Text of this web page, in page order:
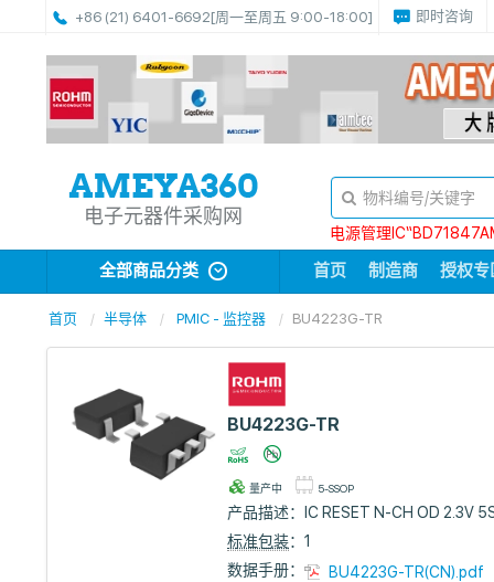
+86 (21) 6401-6692[周一至周五 9:00-18:00] 即时咨询
电子元器件采购网
电源管理
全部商品分类 首页 制造商 授权专
首页 半导体 PMIC - 监控器 BU4223G-TR
BU4223G-TR
量产中 5-SSOP
产品描述：
IC RESET N-CH OD 2.3V
标准包装：1
数据手册：
BU4223G-TR(CN).pdf